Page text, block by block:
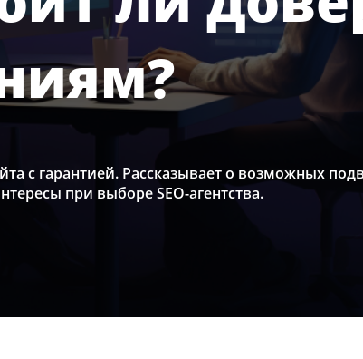
с гарантией. Рассказывает о возможных
при выборе SEO-агентства.